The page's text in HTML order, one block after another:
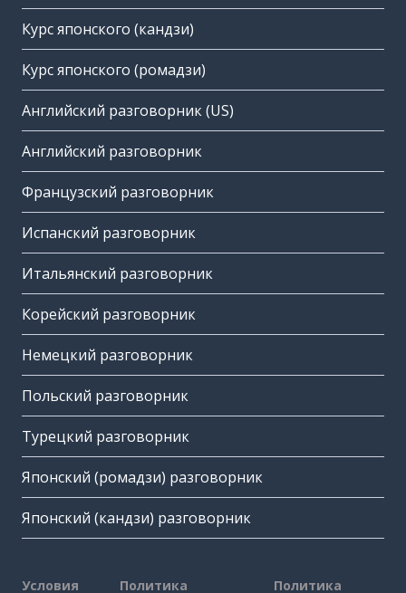
Курс японского (кандзи)
Курс японского (ромадзи)
Английский разговорник (US)
Английский разговорник
Французский разговорник
Испанский разговорник
Итальянский разговорник
Корейский разговорник
Немецкий разговорник
Польский разговорник
Турецкий разговорник
Японский (ромадзи) разговорник
Японский (кандзи) разговорник
Условия Политика Политика